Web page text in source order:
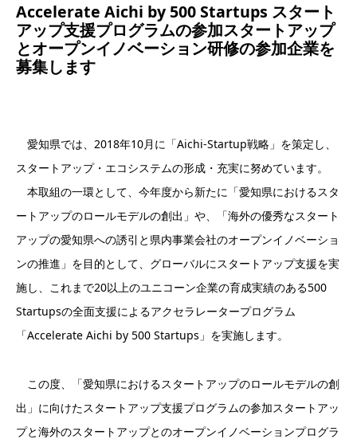
Accelerate Aichi by 500 Startups スタート
アップ支援プログラムの参加スタートアップ
とオープンイノベーション研修の参加企業を
募集します
愛知県では、2018年10月に「Aichi-Startup戦略」を策定し、
スタートアップ・エコシステムの形成・充実に努めています。
本取組の一環として、今年度から新たに「愛知県におけるスタ
ートアップのロールモデルの創出」や、「海外の優秀なスタート
アップの愛知県への誘引と県内事業会社のオープンイノベーショ
ンの推進」を目的として、グローバルにスタートアップ支援を実
施し、これまで20以上のユニコーン企業の育成実績のある500
Startupsの全面支援によるアクセラレータープログラム
「Accelerate Aichi by 500 Startups」を実施します。
この度、「愛知県におけるスタートアップのロールモデルの創
出」に向けたスタートアップ支援プログラムの参加スタートアッ
プと海外のスタートアップとのオープンイノベーションプログラ